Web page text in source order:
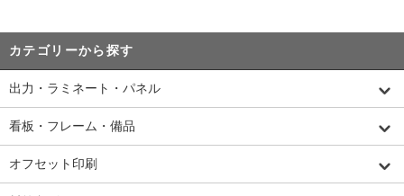
カテゴリーから探す
出力・ラミネート・パネル
看板・フレーム・備品
オフセット印刷